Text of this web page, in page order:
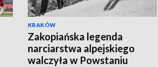
KRAKÓW
Zakopiańska legenda
narciarstwa alpejskiego
walczyła w Powstaniu